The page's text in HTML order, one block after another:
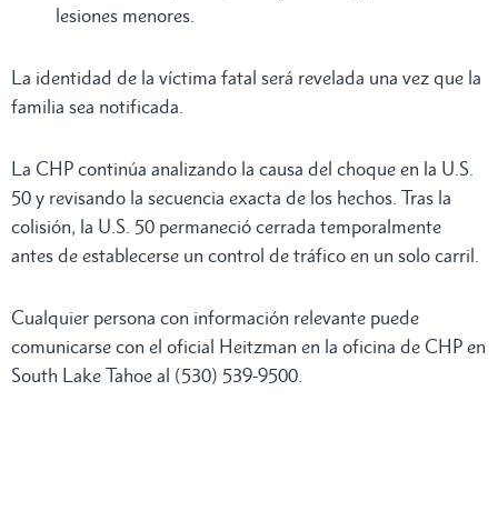
lesiones menores.
La identidad de la víctima fatal será revelada una vez que la
familia sea notificada.
La CHP continúa analizando la causa del choque en la U.S.
50 y revisando la secuencia exacta de los hechos. Tras la
colisión, la U.S. 50 permaneció cerrada temporalmente
antes de establecerse un control de tráfico en un solo carril.
Cualquier persona con información relevante puede
comunicarse con el oficial Heitzman en la oficina de CHP en
South Lake Tahoe al (530) 539-9500.